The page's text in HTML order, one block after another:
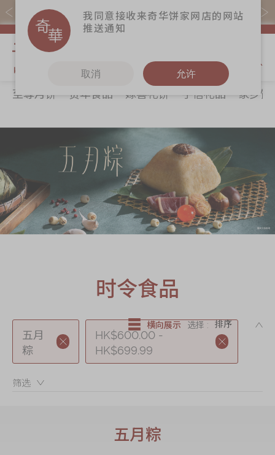
易赏钱会员凭推广码购买现货产品可赚易赏钱($5=1分)
关于奇华
商务销售
嫁喜须知
奇华网志
奇华饼食
贺年食品
嫁喜礼饼
手信礼品
家乡饼食
时令食品
迪士尼系列
奇华LINE
FRIENDS礼盒
所有产品
产品价目表
更多
奇华工作坊
奇华茶室
联络奇华
加入奇华
至尊月饼 贺年食品 嫁喜礼饼 手信礼品
家乡饼
时令食品
五月
粽
HK$600.00 -
HK$699.99
筛选：
横向展示 选择 :
五月粽
我同意接收来奇华饼家网店的网站
推送通知
取消 允许